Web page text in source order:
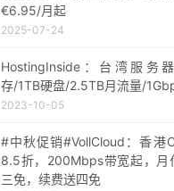
€6.95/月起
2025-07-24
HostingInside：台湾服务
存/1TB硬盘/2.5TB月流量/
2023-10-05
#中秋促销#VollCloud：香港
8.5折，200Mbps带宽起，月
三免，续费送四免